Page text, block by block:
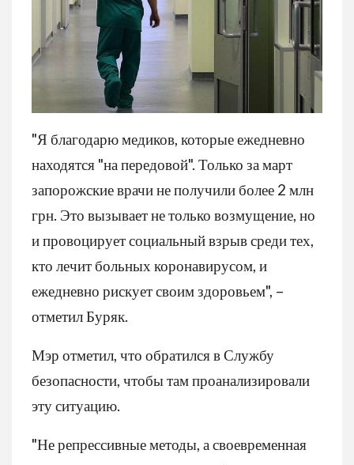
"Я благодарю медиков, которые ежедневно
находятся "на передовой". Только за март
запорожские врачи не получили более 2 млн
грн. Это вызывает не только возмущение, но
и провоцирует социальный взрыв среди тех,
кто лечит больных коронавирусом, и
ежедневно рискует своим здоровьем", –
отметил Буряк.
Мэр отметил, что обратился в Службу
безопасности, чтобы там проанализировали
эту ситуацию.
"Не репрессивные методы, а своевременная